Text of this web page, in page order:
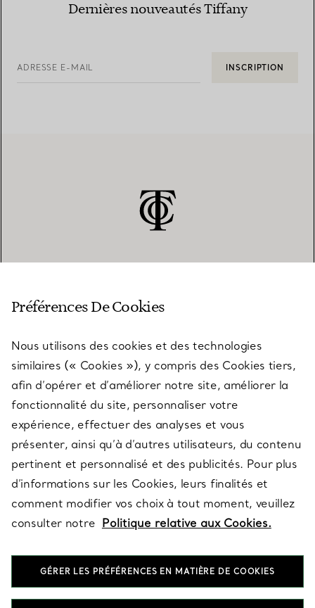
Dernières nouveautés Tiffany
ADRESSE E-MAIL INSCRIPTION
SERVICES
À PROPOS
QUESTIONS LÉGALES
SUIVEZ-NOUS
Préférences De Cookies
Nous utilisons des cookies et des technologies
similaires (« Cookies »), y compris des Cookies tiers,
afin d’opérer et d’améliorer notre site, améliorer la
fonctionnalité du site, personnaliser votre
expérience, effectuer des analyses et vous
présenter, ainsi qu’à d’autres utilisateurs, du contenu
pertinent et personnalisé et des publicités. Pour plus
d’informations sur les Cookies, leurs finalités et
comment modifier vos choix à tout moment, veuillez
consulter notre Politique relative aux Cookies.
GÉRER LES PRÉFÉRENCES EN MATIÈRE DE COOKIES